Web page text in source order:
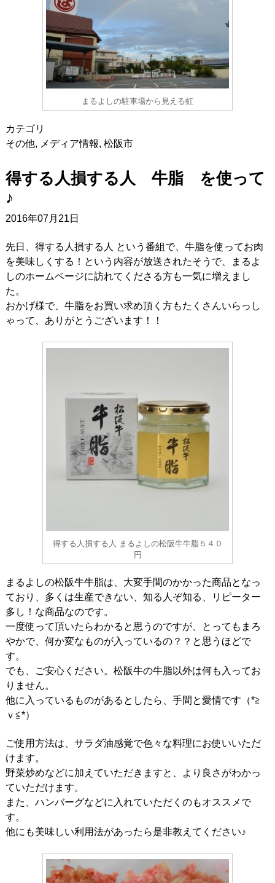
まるよしの駐車場から見える虹
カテゴリ
その他, メディア情報, 松阪市
得する人損する人 牛脂 を使って
♪
2016年07月21日
先日、得する人損する人 という番組で、牛脂を使ってお肉
を美味しくする！という内容が放送されたそうで、まるよ
しのホームページに訪れてくださる方も一気に増えまし
た。
おかげ様で、牛脂をお買い求め頂く方もたくさんいらっし
ゃって、ありがとうございます！！
得する人損する人 まるよしの松阪牛牛脂５４０
円
まるよしの松阪牛牛脂は、大変手間のかかった商品となっ
ており、多くは生産できない、知る人ぞ知る、リピーター
多し！な商品なのです。
一度使って頂いたらわかると思うのですが、とってもまろ
やかで、何か変なものが入っているの？？と思うほどで
す。
でも、ご安心ください。松阪牛の牛脂以外は何も入ってお
りません。
他に入っているものがあるとしたら、手間と愛情です（*≧
ｖ≦*）
ご使用方法は、サラダ油感覚で色々な料理にお使いいただ
けます。
野菜炒めなどに加えていただきますと、より良さがわかっ
ていただけます。
また、ハンバーグなどに入れていただくのもオススメで
す。
他にも美味しい利用法があったら是非教えてください♪